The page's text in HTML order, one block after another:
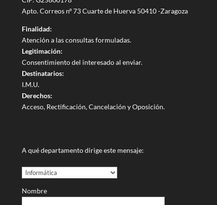
Apto. Correos nº 73 Cuarte de Huerva 50410 -Zaragoza
Finalidad:
Atención a las consultas formuladas.
Legitimación:
Consentimiento del interesado al enviar.
Destinatarios:
I.M.U.
Derechos:
Acceso, Rectificación, Cancelación y Oposición.
A qué departamento dirige este mensaje:
Nombre